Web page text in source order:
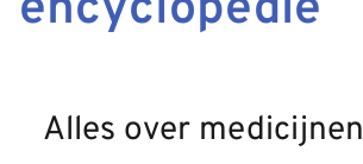
Alles over medicijnen